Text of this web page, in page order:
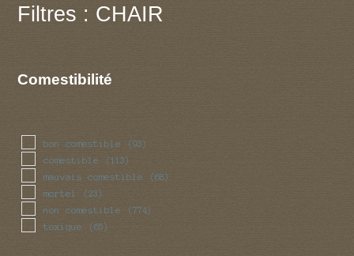
Filtres : CHAIR
Comestibilité
bon comestible (93)
comestible (113)
mauvais comestible (68)
mortel (23)
non comestible (774)
toxique (65)